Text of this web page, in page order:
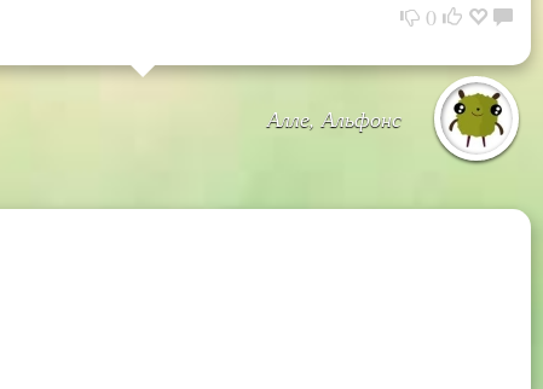
0
Алле, Альфонс